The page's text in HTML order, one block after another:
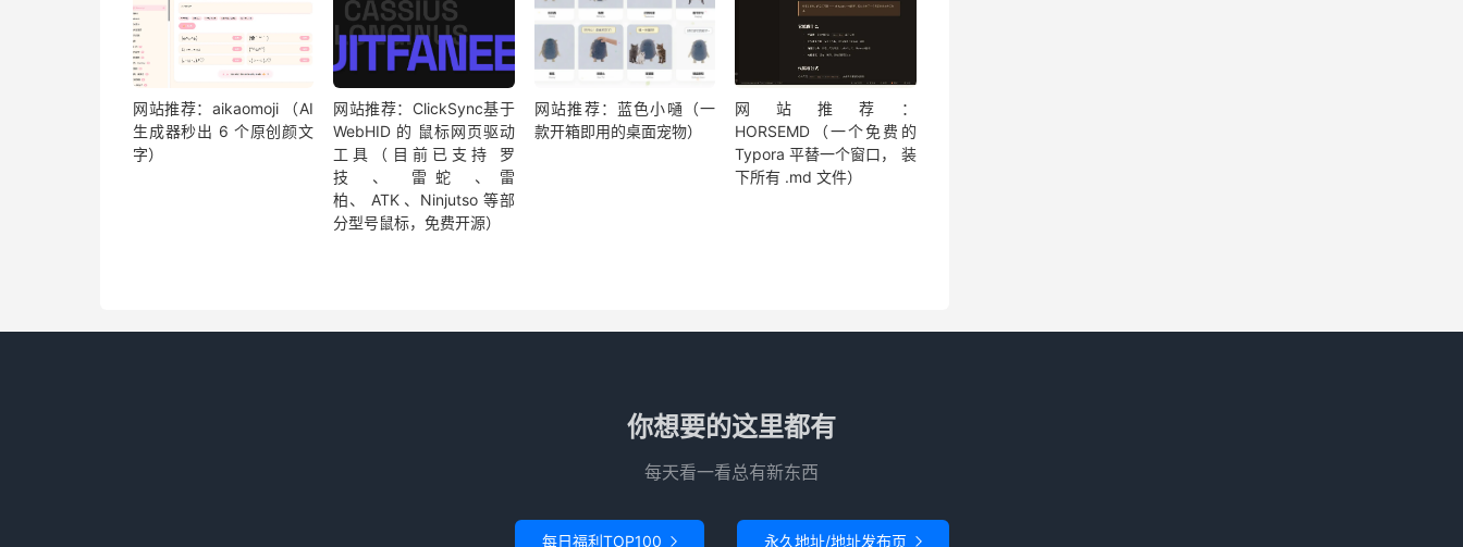
网站推荐：aikaomoji （AI
生成器秒出 6 个原创颜文
字）
网站推荐：ClickSync基于
WebHID 的 鼠标网页驱动
工具（目前已支持 罗
技 、 雷蛇 、雷
柏、 ATK 、Ninjutso 等部
分型号鼠标，免费开源）
网站推荐：蓝色小嗵（一
款开箱即用的桌面宠物）
网站推荐：
HORSEMD（一个免费的
Typora 平替一个窗口， 装
下所有 .md 文件）
你想要的这里都有
每天看一看总有新东西
每日福利TOP100  永久地址/地址发布页 